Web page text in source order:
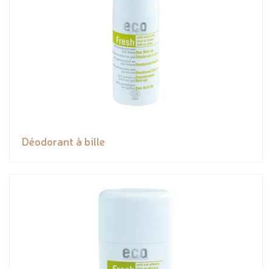
Déodorant à bille